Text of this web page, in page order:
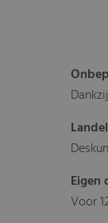
Eigen
Voor